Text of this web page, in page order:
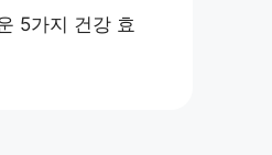
5가지 건강 효